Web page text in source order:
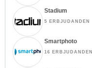
Stadium
5 ERBJUDANDEN
Smartphoto
16 ERBJUDANDEN